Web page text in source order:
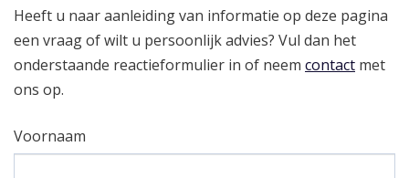
Heeft u naar aanleiding van informatie op deze pagina
een vraag of wilt u persoonlijk advies? Vul dan het
onderstaande reactieformulier in of neem contact met
ons op.
Voornaam